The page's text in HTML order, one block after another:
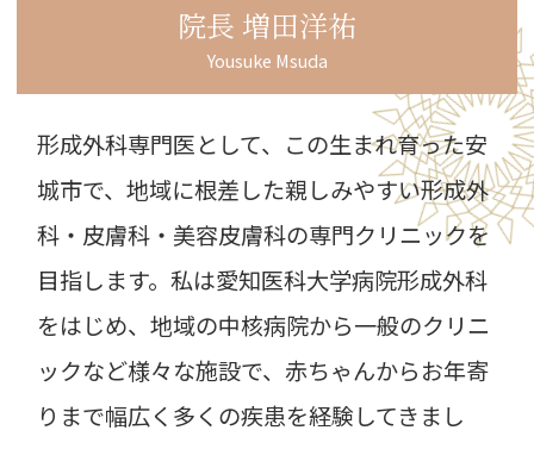
院長 増田洋祐
Yousuke Msuda
形成外科専門医として、この生まれ育った安
城市で、地域に根差した親しみやすい形成外
科・皮膚科・美容皮膚科の専門クリニックを
目指します。私は愛知医科大学病院形成外科
をはじめ、地域の中核病院から一般のクリニ
ックなど様々な施設で、赤ちゃんからお年寄
りまで幅広く多くの疾患を経験してきまし